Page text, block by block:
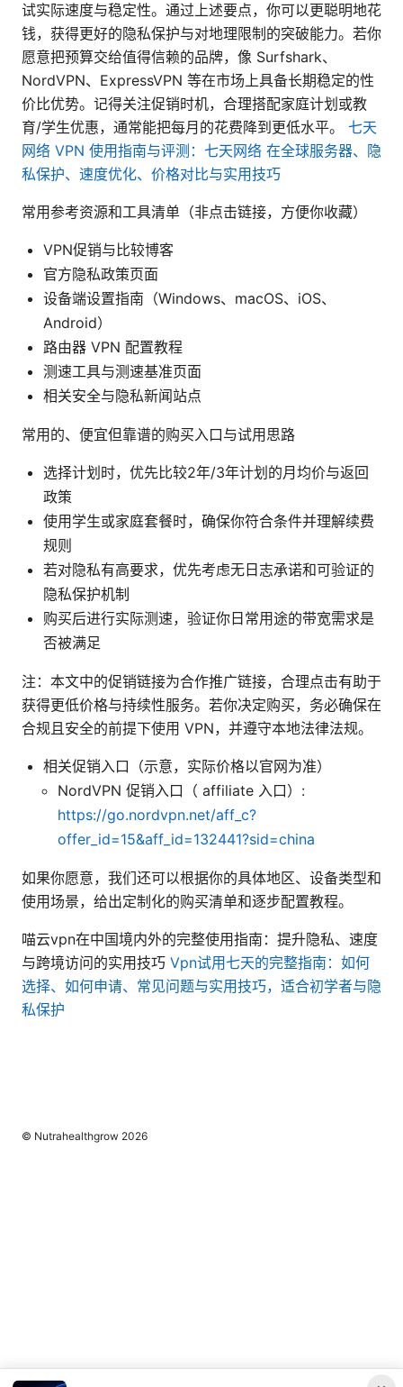
试实际速度与稳定性。通过上述要点，你可以更聪明地花
钱，获得更好的隐私保护与对地理限制的突破能力。若你
愿意把预算交给值得信赖的品牌，像 Surfshark、
NordVPN、ExpressVPN 等在市场上具备长期稳定的性
价比优势。记得关注促销时机，合理搭配家庭计划或教
育/学生优惠，通常能把每月的花费降到更低水平。 七天
网络 VPN 使用指南与评测：七天网络 在全球服务器、隐
私保护、速度优化、价格对比与实用技巧
常用参考资源和工具清单（非点击链接，方便你收藏）
VPN促销与比较博客
官方隐私政策页面
设备端设置指南（Windows、macOS、iOS、
Android）
路由器 VPN 配置教程
测速工具与测速基准页面
相关安全与隐私新闻站点
常用的、便宜但靠谱的购买入口与试用思路
选择计划时，优先比较2年/3年计划的月均价与返回
政策
使用学生或家庭套餐时，确保你符合条件并理解续费
规则
若对隐私有高要求，优先考虑无日志承诺和可验证的
隐私保护机制
购买后进行实际测速，验证你日常用途的带宽需求是
否被满足
注：本文中的促销链接为合作推广链接，合理点击有助于
获得更低价格与持续性服务。若你决定购买，务必确保在
合规且安全的前提下使用 VPN，并遵守本地法律法规。
相关促销入口（示意，实际价格以官网为准）
NordVPN 促销入口（ affiliate 入口）:
https://go.nordvpn.net/aff_c?
offer_id=15&aff_id=132441?sid=china
如果你愿意，我们还可以根据你的具体地区、设备类型和
使用场景，给出定制化的购买清单和逐步配置教程。
喵云vpn在中国境内外的完整使用指南：提升隐私、速度
与跨境访问的实用技巧 Vpn试用七天的完整指南：如何
选择、如何申请、常见问题与实用技巧，适合初学者与隐
私保护
© Nutrahealthgrow 2026